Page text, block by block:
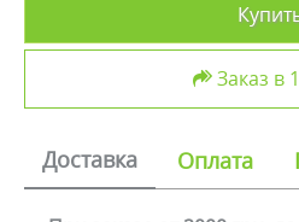
Заказ в
Доставка Оплата